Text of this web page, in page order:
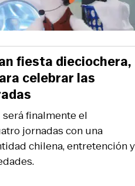
finalmente el
jornadas con una
chilena, entretención y
fiesta dieciochera,
celebrar las